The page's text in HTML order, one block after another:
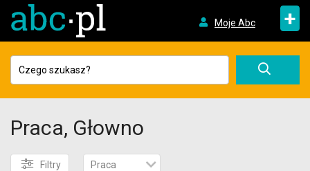
Moje Abc +
Praca, Głowno
Filtry Praca